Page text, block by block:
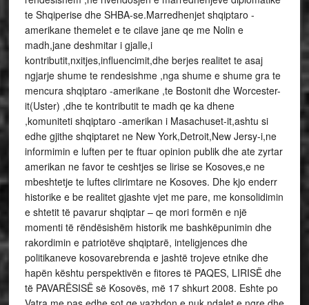
te Shqiperise dhe SHBA-se.Marredhenjet shqiptaro -
amerikane themelet e te cilave jane qe me Nolin e
madh,jane deshmitar i gjalle,i
kontributit,nxitjes,influencimit,dhe berjes realitet te asaj
ngjarje shume te rendesishme ,nga shume e shume gra te
mencura shqiptaro -amerikane ,te Bostonit dhe Worcester-
it(Uster) ,dhe te kontributit te madh qe ka dhene
,komuniteti shqiptaro -amerikan i Masachuset-it,ashtu si
edhe gjithe shqiptaret ne New York,Detroit,New Jersy-i,ne
informimin e luften per te ftuar opinion publik dhe ate zyrtar
amerikan ne favor te ceshtjes se lirise se Kosoves,e ne
mbeshtetje te luftes clirimtare ne Kosoves. Dhe kjo enderr
historike e be realitet gjashte vjet me pare, me konsolidimin
e shtetit të pavarur shqiptar – qe mori formën e një
momenti të rëndësishëm historik me bashkëpunimin dhe
rakordimin e patriotëve shqiptarë, inteligjences dhe
politikaneve kosovarebrenda e jashtë trojeve etnike dhe
hapën kështu perspektivën e fitores të PAQES, LIRISË dhe
të PAVARËSISË së Kosovës, më 17 shkurt 2008. Eshte po